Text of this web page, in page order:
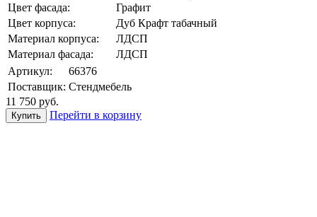
Цвет фасада:
Графит
Цвет корпуса:
Дуб Крафт табачный
Материал корпуса:
ЛДСП
Материал фасада:
ЛДСП
Артикул:
66376
Поставщик: Стендмебель
11 750 руб.
Перейти в корзину